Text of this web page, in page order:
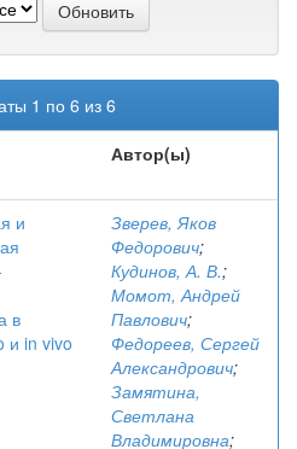
1 по 6 из 6
Автор(ы)
и
в
и in vivo
Зверев, Яков
Федорович;
Кудинов, А. В.;
Момот, Андрей
Павлович;
Федореев, Сергей
Александрович;
Замятина,
Светлана
Владимировна;